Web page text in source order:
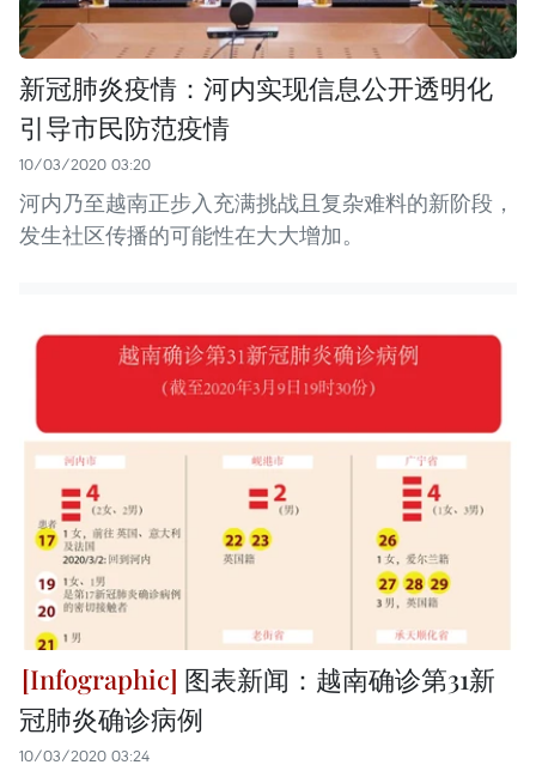
新冠肺炎疫情：河内实现信息公开透明化
引导市民防范疫情
10/03/2020 03:20
河内乃至越南正步入充满挑战且复杂难料的新阶段，
发生社区传播的可能性在大大增加。
图表新闻：越南确诊第31新
冠肺炎确诊病例
10/03/2020 03:24